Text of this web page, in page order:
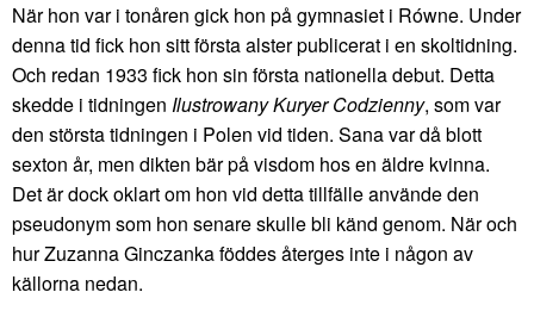
När hon var i tonåren gick hon på gymnasiet i Równe. Under
denna tid fick hon sitt första alster publicerat i en skoltidning.
Och redan 1933 fick hon sin första nationella debut. Detta
skedde i tidningen Ilustrowany Kuryer Codzienny, som var
den största tidningen i Polen vid tiden. Sana var då blott
sexton år, men dikten bär på visdom hos en äldre kvinna.
Det är dock oklart om hon vid detta tillfälle använde den
pseudonym som hon senare skulle bli känd genom. När och
hur Zuzanna Ginczanka föddes återges inte i någon av
källorna nedan.